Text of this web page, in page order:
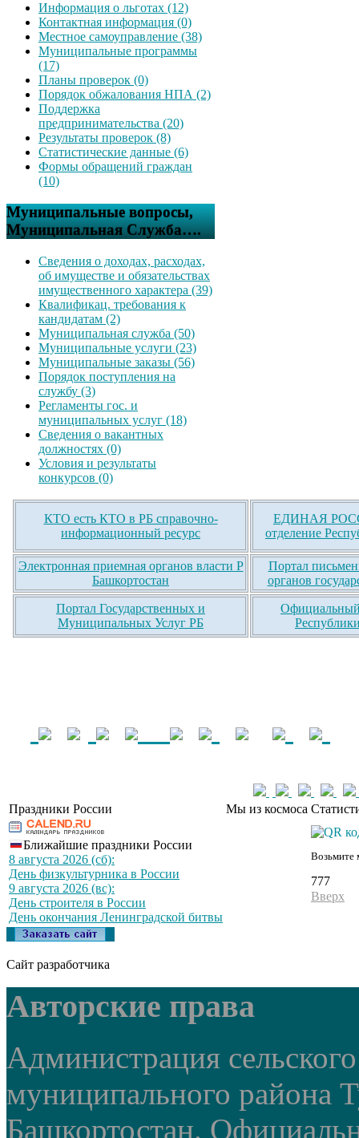
Информация о льготах (12)
Контактная информация (0)
Местное самоуправление (38)
Муниципальные программы
(17)
Планы проверок (0)
Порядок обжалования НПА (2)
Поддержка
предпринимательства (20)
Результаты проверок (8)
Статистические данные (6)
Формы обращений граждан
(10)
Муниципальные вопросы,
Муниципальная Служба….
Сведения о доходах, расходах,
об имуществе и обязательствах
имущественного характера (39)
Квалификац. требования к
кандидатам (2)
Муниципальная служба (50)
Муниципальные услуги (23)
Муниципальные заказы (56)
Порядок поступления на
службу (3)
Регламенты гос. и
муниципальных услуг (18)
Сведения о вакантных
должностях (0)
Условия и результаты
конкурсов (0)
КТО есть КТО в РБ справочно-
информационный ресурс
ЕДИНАЯ
отделение
Электронная приемная органов власти Р
Башкортостан
Портал
органов
Портал Государственных и
Муниципальных Услуг РБ
Официальный
Праздники России Мы из космоса
Ближайшие праздники России
8 августа 2026 (сб):
День физкультурника в России
9 августа 2026 (вс):
День строителя в России
День окончания Ленинградской битвы
Возьмите
777
Вверх
Сайт разработчика
Авторские права
Администрация
муниципального района
Башкортостан.